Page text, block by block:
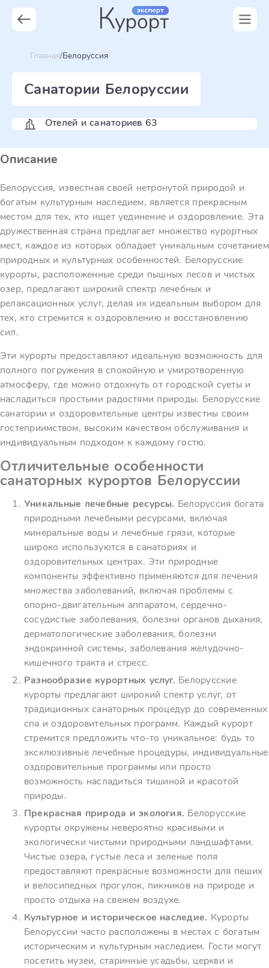
Главная Белоруссия
Санатории Белоруссии
Отелей и санаториев 63
Описание
Белоруссия, известная своей нетронутой природой и
богатым культурным наследием, является прекрасным
местом для тех, кто ищет уединение и оздоровление. Эта
дружественная страна предлагает множество курортных
мест, каждое из которых обладает уникальным сочетанием
природных и культурных особенностей. Белорусские
курорты, расположенные среди пышных лесов и чистых
озер, предлагают широкий спектр лечебных и
релаксационных услуг, делая их идеальным выбором для
тех, кто стремится к оздоровлению и восстановлению
сил.
Эти курорты предоставляют идеальную возможность для
полного погружения в спокойную и умиротворенную
атмосферу, где можно отдохнуть от городской суеты и
насладиться простыми радостями природы. Белорусские
санатории и оздоровительные центры известны своим
гостеприимством, высоким качеством обслуживания и
индивидуальным подходом к каждому гостю.
Отличительные особенности
санаторных курортов Белоруссии
Уникальные лечебные ресурсы. Белоруссия богата
природными лечебными ресурсами, включая
минеральные воды и лечебные грязи, которые
широко используются в санаториях и
оздоровительных центрах. Эти природные
компоненты эффективно применяются для лечения
множества заболеваний, включая проблемы с
опорно-двигательным аппаратом, сердечно-
сосудистые заболевания, болезни органов дыхания,
дерматологические заболевания, болезни
эндокринной системы, заболевания желудочно-
кишечного тракта и стресс.
Разнообразие курортных услуг. Белорусские
курорты предлагают широкий спектр услуг, от
традиционных санаторных процедур до современных
спа и оздоровительных программ. Каждый курорт
стремится предложить что-то уникальное: будь то
эксклюзивные лечебные процедуры, индивидуальные
оздоровительные программы или просто
возможность насладиться тишиной и красотой
природы.
Прекрасная природа и экология. Белорусские
курорты окружены невероятно красивыми и
экологически чистыми природными ландшафтами.
Чистые озера, густые леса и зеленые поля
предоставляют прекрасные возможности для пеших
и велосипедных прогулок, пикников на природе и
просто отдыха на свежем воздухе.
Культурное и историческое наследие. Курорты
Белоруссии часто расположены в местах с богатым
историческим и культурным наследием. Гости могут
посетить музеи, старинные усадьбы, церкви и